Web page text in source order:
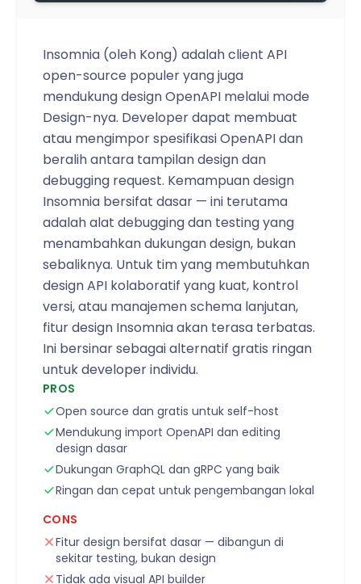
Insomnia (oleh Kong) adalah client API
open-source populer yang juga
mendukung design OpenAPI melalui mode
Design-nya. Developer dapat membuat
atau mengimpor spesifikasi OpenAPI dan
beralih antara tampilan design dan
debugging request. Kemampuan design
Insomnia bersifat dasar — ini terutama
adalah alat debugging dan testing yang
menambahkan dukungan design, bukan
sebaliknya. Untuk tim yang membutuhkan
design API kolaboratif yang kuat, kontrol
versi, atau manajemen schema lanjutan,
fitur design Insomnia akan terasa terbatas.
Ini bersinar sebagai alternatif gratis ringan
untuk developer individu.
PROS
Open source dan gratis untuk self-host
Mendukung import OpenAPI dan editing
design dasar
Dukungan GraphQL dan gRPC yang baik
Ringan dan cepat untuk pengembangan lokal
CONS
Fitur design bersifat dasar — dibangun di
sekitar testing, bukan design
Tidak ada visual API builder